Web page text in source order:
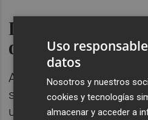
La
diferencial
A estos dos aspectos
sostenibilidad, ya que
utilizan son de
Uso
datos
Nosotros y nuestros
cookies y tecnologías
almacenar y acceder a